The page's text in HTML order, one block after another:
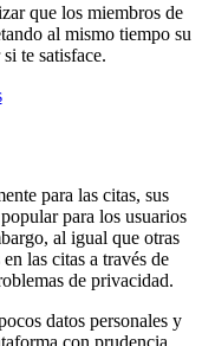
que los miembros de
al mismo tiempo su
te satisface.
para las citas, sus
para los usuarios
al igual que otras
las citas a través de
de privacidad.
datos personales y